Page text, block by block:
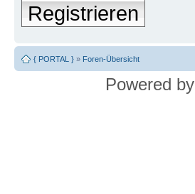
Registrieren
{ PORTAL } » Foren-Übersicht
Powered by